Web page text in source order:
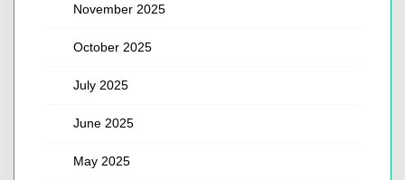
November 2025
October 2025
July 2025
June 2025
May 2025